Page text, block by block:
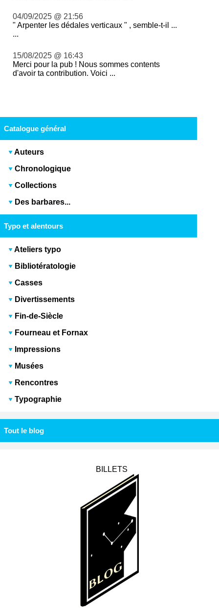
04/09/2025 @ 21:56
" Arpenter les dédales verticaux " , semble-t-il ...
...
15/08/2025 @ 16:43
Merci pour la pub ! Nous sommes contents
d'avoir ta contribution. Voici ...
Catalogue général
Auteurs
Chronologique
Collections
Des barbares...
Typo et alentours
Ateliers typo
Bibliotératologie
Casses
Divertissements
Fin-de-Siècle
Fourneau et Fornax
Impressions
Musées
Rencontres
Typographie
Tout le blog
BILLETS